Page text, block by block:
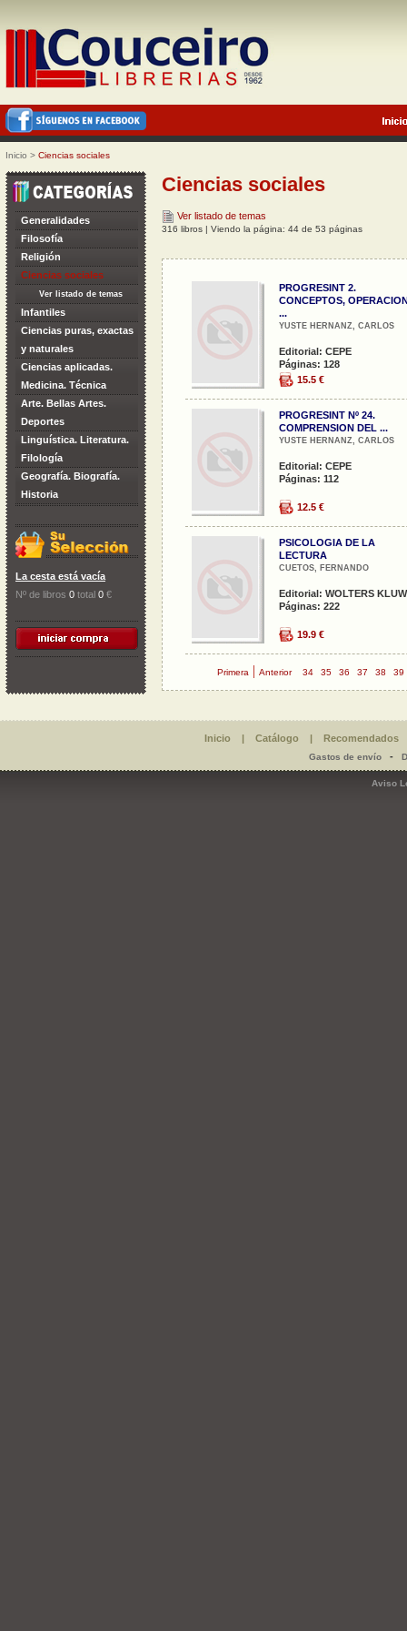
Inicio > Ciencias sociales
Generalidades
Filosofía
Religión
Ciencias sociales
Ver listado de temas
Infantiles
Ciencias puras, exactas
y naturales
Ciencias aplicadas.
Medicina. Técnica
Arte. Bellas Artes.
Deportes
Linguística. Literatura.
Filología
Geografía. Biografía.
Historia
La cesta está vacía
Nº de libros 0 total 0 €
Ciencias sociales
Ver listado de temas
316 libros | Viendo la página: 44 de 53 páginas
PROGRESINT 2.
CONCEPTOS,
...
YUSTE HERNANZ, CARLOS
Editorial: CEPE
Páginas: 128
15.5 €
PROGRESINT Nº 24.
COMPRENSION DEL ...
YUSTE HERNANZ, CARLOS
Editorial: CEPE
Páginas: 112
12.5 €
PSICOLOGIA DE LA
LECTURA
CUETOS, FERNANDO
Editorial: WOLTERS
Páginas: 222
19.9 €
Primera | Anterior 34 35 36 37 38 39
Inicio | Catálogo | Recomendados
Gastos de envío-
Aviso